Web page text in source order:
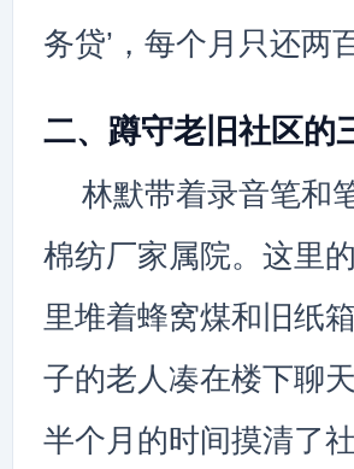
务贷’，每个月只还两
二、蹲守老旧社区的
林默带着录音笔和
棉纺厂家属院。这里
里堆着蜂窝煤和旧纸
子的老人凑在楼下聊
半个月的时间摸清了